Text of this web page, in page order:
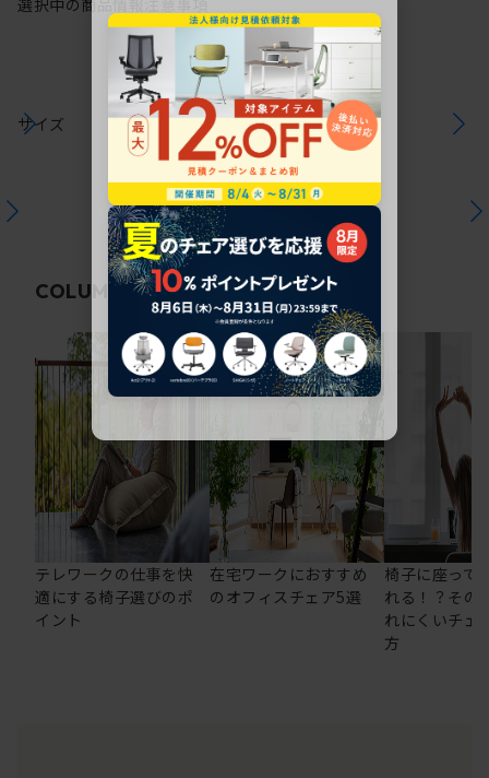
サイズ
COLUMN関連コラム
テレワークの仕事を快
適にする椅子選びのポ
イント
在宅ワークにおすすめ
のオフィスチェア5選
椅子に座って
れる！？その
れにくいチェ
方